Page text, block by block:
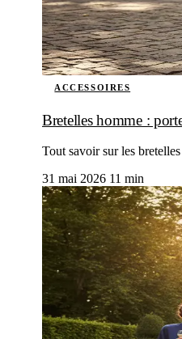
ACCESSOIRES
Bretelles homme :
Tout savoir sur les
31 mai 2026 11 min